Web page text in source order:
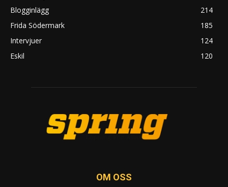
Blogginlägg
214
Frida Södermark
185
Intervjuer
124
Eskil
120
OM OSS